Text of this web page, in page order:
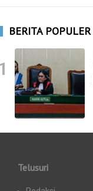
BERITA POPULER
Telusuri